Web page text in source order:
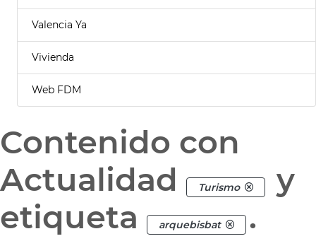
Valencia Ya
Vivienda
Web FDM
Contenido con
Actualidad
Turismo
y
etiqueta
arquebisbat .